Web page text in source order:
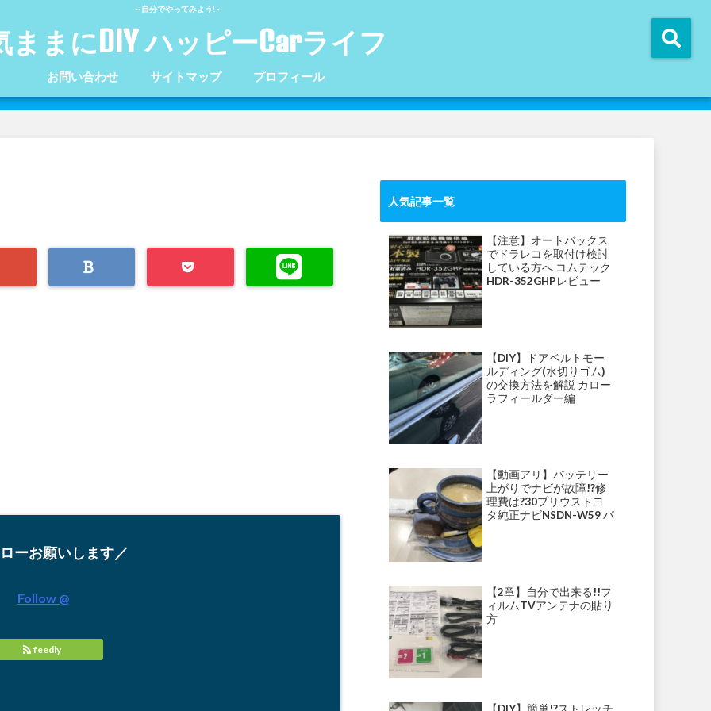
～自分でやってみよう!～
ままにDIY ハッピーCarライフ
お問い合わせ サイトマップ プロフィール
ーお願いします／
Follow @
feedly
人気記事一覧
【注意】オートバックス
でドラレコを取付け検討
している方へ コムテック
HDR-352GHPレビュー
【DIY】ドアベルトモー
ルディング(水切りゴム)
の交換方法を解説 カロー
ラフィールダー編
【動画アリ】バッテリー
上がりでナビが故障!?修
理費は?30プリウストヨ
タ純正ナビNSDN-W59 パ
【2章】自分で出来る!!フ
ィルムTVアンテナの貼り
方